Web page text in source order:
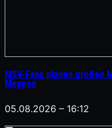
MSV-Fans planen großen
Meppen
05.08.2026 – 16:12